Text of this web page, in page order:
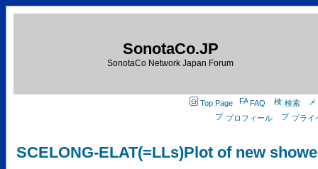
SonotaCo.JP
SonotaCo Network Japan Forum
Top Page FAQ
検索
プロフィール
プライ
SCELONG-ELAT(=LLs)Plot of new